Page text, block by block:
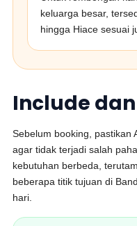
keluarga besar,
hingga Hiace sesuai
Include
Sebelum booking, pastikan
agar tidak terjadi salah
kebutuhan berbeda,
beberapa titik tujuan di
hari.